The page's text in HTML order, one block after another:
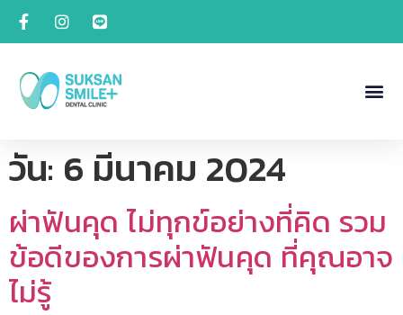
วัน: 6 มีนาคม 2024
ผ่าฟันคุด ไม่ทุกข์อย่างที่คิด รวม
ข้อดีของการผ่าฟันคุด ที่คุณอาจ
ไม่รู้